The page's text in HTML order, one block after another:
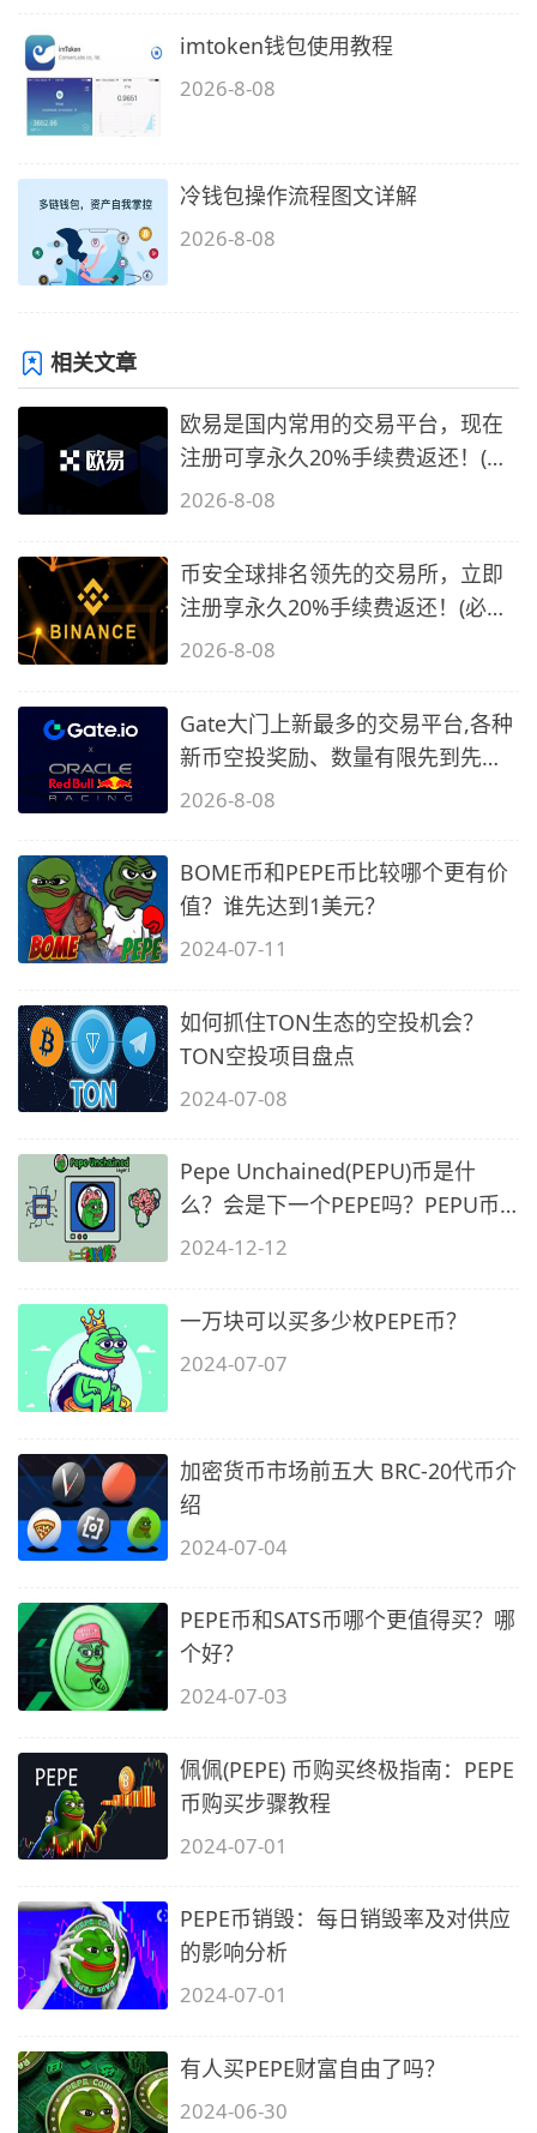
imtoken钱包使用教程
2026-8-08
冷钱包操作流程图文详解
2026-8-08
相关文章
欧易是国内常用的交易平台，现在
注册可享永久20%手续费返还！(必
备1)
2026-8-08
币安全球排名领先的交易所，立即
注册享永久20%手续费返还！(必备
2)
2026-8-08
Gate大门上新最多的交易平台,各种
新币空投奖励、数量有限先到先
得…
2026-8-08
BOME币和PEPE币比较哪个更有价
值？谁先达到1美元？
2024-07-11
如何抓住TON生态的空投机会？
TON空投项目盘点
2024-07-08
Pepe Unchained(PEPU)币是什
么？会是下一个PEPE吗？PEPU币
价格预测
2024-12-12
一万块可以买多少枚PEPE币？
2024-07-07
加密货币市场前五大 BRC-20代币介
绍
2024-07-04
PEPE币和SATS币哪个更值得买？哪
个好？
2024-07-03
佩佩(PEPE) 币购买终极指南：PEPE
币购买步骤教程
2024-07-01
PEPE币销毁：每日销毁率及对供应
的影响分析
2024-07-01
有人买PEPE财富自由了吗？
2024-06-30